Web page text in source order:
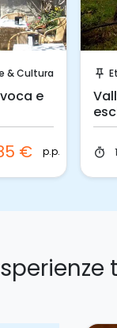
& Cultura
e
€ p.p.
push_pin
timer